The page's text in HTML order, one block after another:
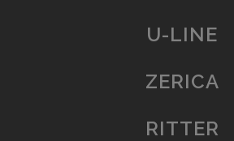
U-LINE
ZERICA
RITTER